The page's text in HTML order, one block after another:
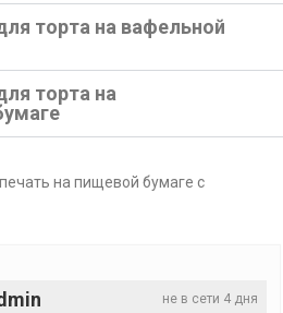
торта на вафельной
торта на
на пищевой бумаге с
не в сети 4 дня